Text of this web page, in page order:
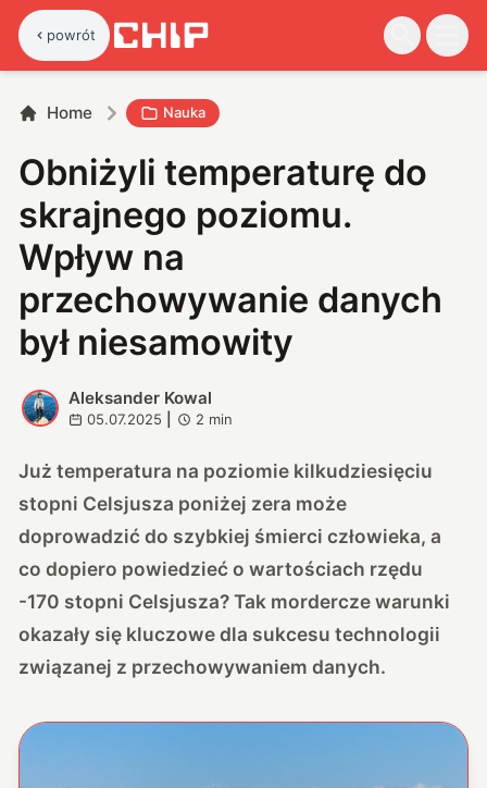
powrót
Home Nauka
Obniżyli temperaturę do
skrajnego poziomu.
Wpływ na
przechowywanie danych
był niesamowity
A
Aleksander Kowal
05.07.2025 2 min
Już temperatura na poziomie kilkudziesięciu
stopni Celsjusza poniżej zera może
doprowadzić do szybkiej śmierci człowieka, a
co dopiero powiedzieć o wartościach rzędu
-170 stopni Celsjusza? Tak mordercze warunki
okazały się kluczowe dla sukcesu technologii
związanej z przechowywaniem danych.